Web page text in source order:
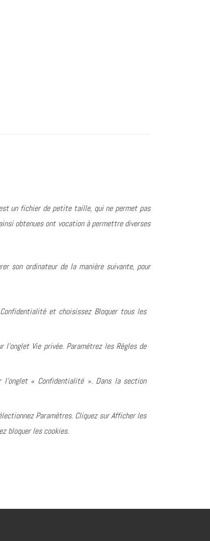
un fichier de petite taille, qui ne permet pas
obtenues ont vocation à permettre diverses
son ordinateur de la manière suivante, pour
et choisissez Bloquer tous les
Vie privée. Paramétrez les Règles de
« Confidentialité ». Dans la section
Paramètres. Cliquez sur Afficher les
bloquer les cookies.